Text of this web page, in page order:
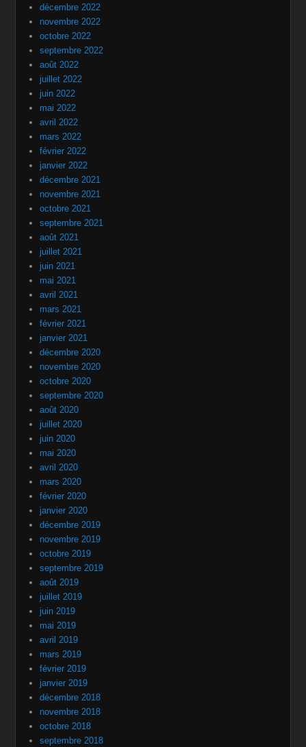
décembre 2022
novembre 2022
octobre 2022
septembre 2022
août 2022
juillet 2022
juin 2022
mai 2022
avril 2022
mars 2022
février 2022
janvier 2022
décembre 2021
novembre 2021
octobre 2021
septembre 2021
août 2021
juillet 2021
juin 2021
mai 2021
avril 2021
mars 2021
février 2021
janvier 2021
décembre 2020
novembre 2020
octobre 2020
septembre 2020
août 2020
juillet 2020
juin 2020
mai 2020
avril 2020
mars 2020
février 2020
janvier 2020
décembre 2019
novembre 2019
octobre 2019
septembre 2019
août 2019
juillet 2019
juin 2019
mai 2019
avril 2019
mars 2019
février 2019
janvier 2019
décembre 2018
novembre 2018
octobre 2018
septembre 2018